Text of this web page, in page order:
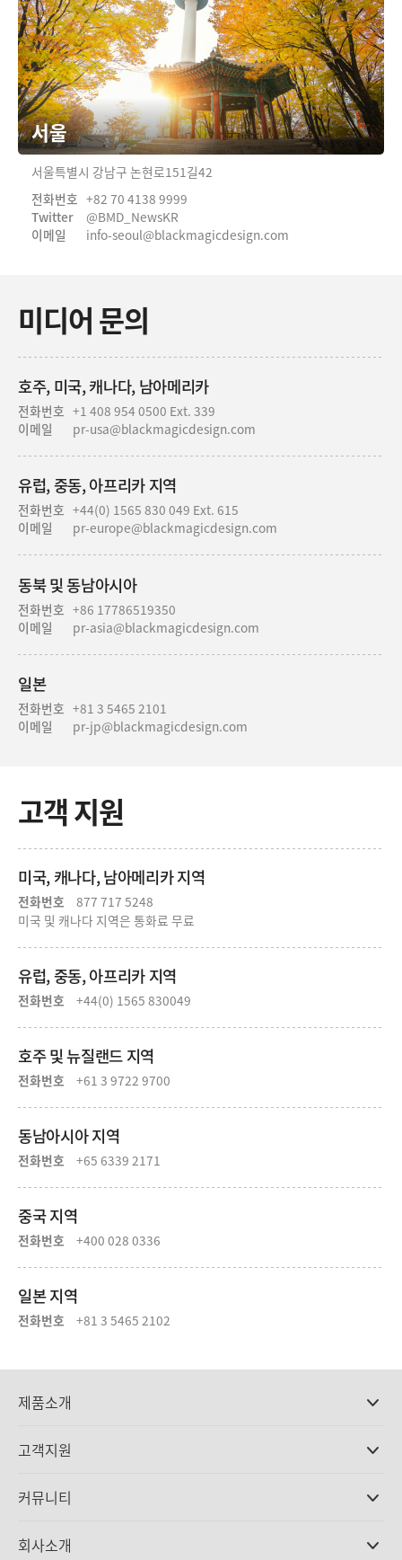
서울
서울특별시 강남구 논현로151길42
전화번호
Twitter
이메일
+82 70 4138 9999
@BMD_NewsKR
info-seoul@blackmagicdesign.com
미디어 문의
호주, 미국, 캐나다, 남아메리카
전화번호
이메일
+1 408 954 0500 Ext. 339
pr-usa@blackmagicdesign.com
유럽, 중동, 아프리카 지역
전화번호
이메일
+44(0) 1565 830 049 Ext. 615
pr-europe@blackmagicdesign.com
동북 및 동남아시아
전화번호
이메일
+86 17786519350
pr-asia@blackmagicdesign.com
일본
전화번호
이메일
+81 3 5465 2101
pr-jp@blackmagicdesign.com
고객 지원
미국, 캐나다, 남아메리카 지역
전화번호
877 717 5248
미국 및 캐나다 지역은 통화료 무료
유럽, 중동, 아프리카 지역
전화번호 +44(0) 1565 830049
호주 및 뉴질랜드 지역
전화번호 +61 3 9722 9700
동남아시아 지역
전화번호 +65 6339 2171
중국 지역
전화번호 +400 028 0336
일본 지역
전화번호 +81 3 5465 2102
제품소개
DaVinci Resolve와 Fusion 소프트웨어
Ultimatte
캡쳐 및 재생
고객지원
고객지원 센터
커뮤니티
회사소개